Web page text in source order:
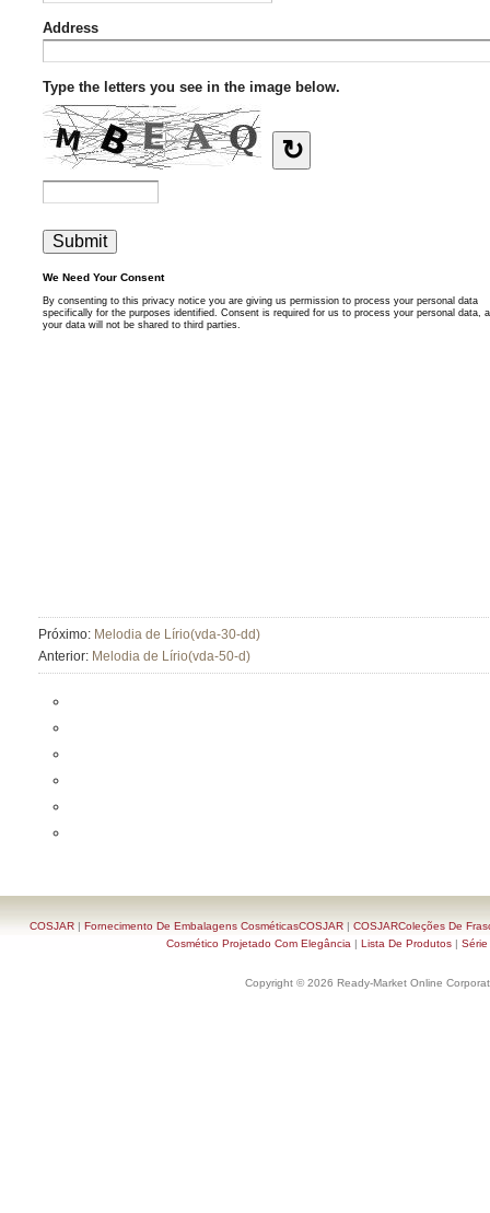
Próximo: Melodia de Lírio(vda-30-dd)
Anterior: Melodia de Lírio(vda-50-d)
COSJAR| Fornecimento De Embalagens CosméticasCOSJAR| COSJARColeções De
Cosmético Projetado Com Elegância | Lista De Produtos | Série
Copyright © 2026 Ready-Market Online